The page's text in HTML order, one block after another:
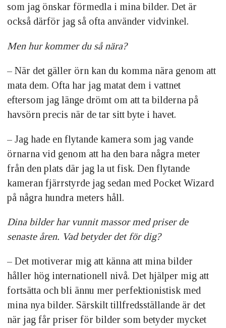
som jag önskar förmedla i mina bilder. Det är
också därför jag så ofta använder vidvinkel.
Men hur kommer du så nära?
– När det gäller örn kan du komma nära genom att
mata dem. Ofta har jag matat dem i vattnet
eftersom jag länge drömt om att ta bilderna på
havsörn precis när de tar sitt byte i havet.
– Jag hade en flytande kamera som jag vande
örnarna vid genom att ha den bara några meter
från den plats där jag la ut fisk. Den flytande
kameran fjärrstyrde jag sedan med Pocket Wizard
på några hundra meters håll.
Dina bilder har vunnit massor med priser de
senaste åren. Vad betyder det för dig?
– Det motiverar mig att känna att mina bilder
håller hög internationell nivå. Det hjälper mig att
fortsätta och bli ännu mer perfektionistisk med
mina nya bilder. Särskilt tillfredsställande är det
när jag får priser för bilder som betyder mycket